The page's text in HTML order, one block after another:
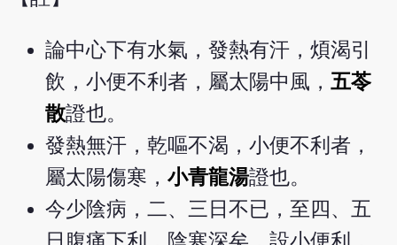
論中心下有水氣，發熱有汗，煩渴引
飲，小便不利者，屬太陽中風，五苓
散證也。
發熱無汗，乾嘔不渴，小便不利者，
屬太陽傷寒，小青龍湯證也。
今少陰病，二、三日不已，至四、五